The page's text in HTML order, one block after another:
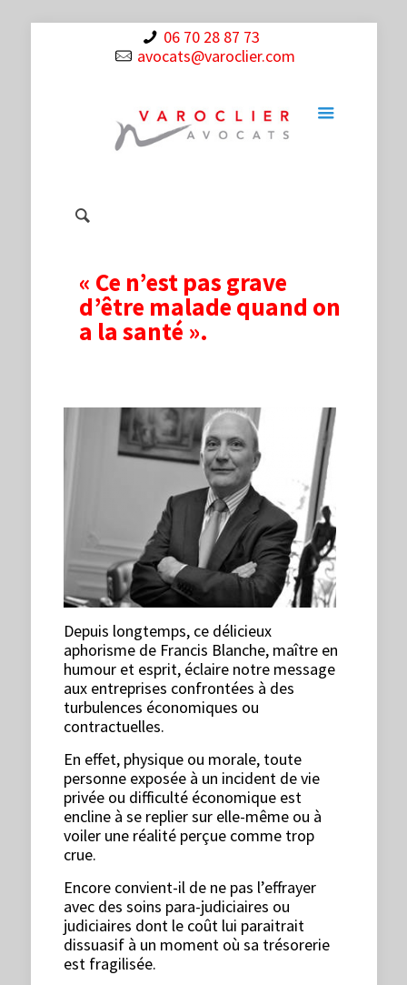
06 70 28 87 73
avocats@varoclier.com
« Ce n’est pas grave
d’être malade quand on
a la santé ».
Depuis longtemps, ce délicieux
aphorisme de Francis Blanche, maître en
humour et esprit, éclaire notre message
aux entreprises confrontées à des
turbulences économiques ou
contractuelles.
En effet, physique ou morale, toute
personne exposée à un incident de vie
privée ou difficulté économique est
encline à se replier sur elle-même ou à
voiler une réalité perçue comme trop
crue.
Encore convient-il de ne pas l’effrayer
avec des soins para-judiciaires ou
judiciaires dont le coût lui paraitrait
dissuasif à un moment où sa trésorerie
est fragilisée.